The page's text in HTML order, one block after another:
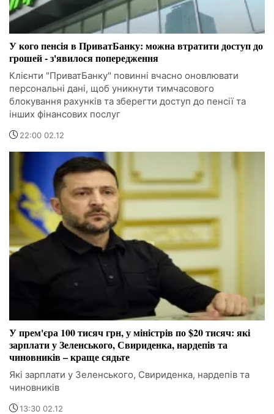
У кого пенсія в ПриватБанку: можна втратити доступ до
грошей - з'явилося попередження
Клієнти "ПриватБанку" повинні вчасно оновлювати
персональні дані, щоб уникнути тимчасового
блокування рахунків та зберегти доступ до пенсії та
інших фінансових послуг
22:00 02.12
У прем'єра 100 тисяч грн, у міністрів по $20 тисяч: які
зарплати у Зеленського, Свириденка, нардепів та
чиновників – краще сядьте
Які зарплати у Зеленського, Свириденка, нардепів та
чиновників
13:30 02.12